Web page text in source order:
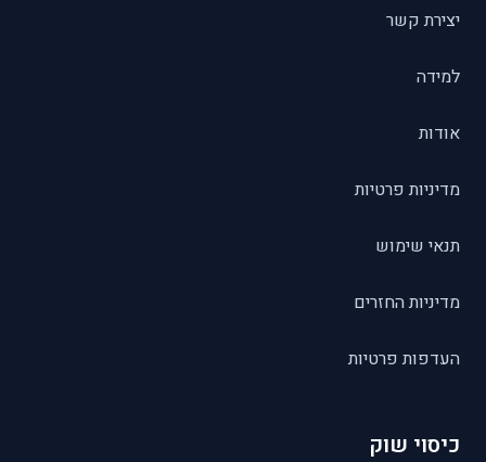
יצירת קשר
למידה
אודות
מדיניות פרטיות
תנאי שימוש
מדיניות החזרים
העדפות פרטיות
כיסוי שוק